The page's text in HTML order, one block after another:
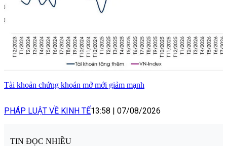
Tài khoản chứng khoán mở mới giảm mạnh
PHÁP LUẬT VỀ KINH TẾ13:58 | 07/08/2026
TIN ĐỌC NHIỀU